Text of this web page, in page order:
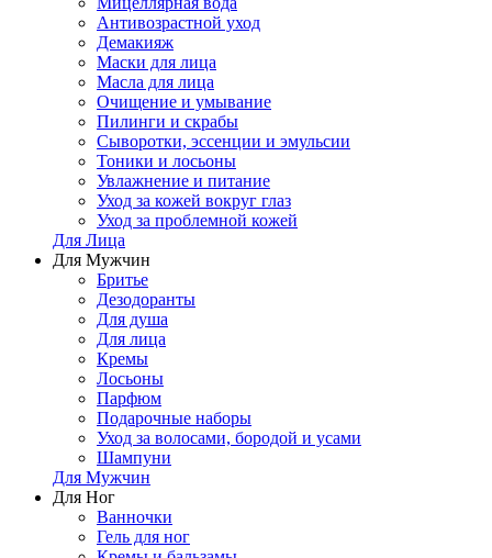
Антивозрастной уход
Демакияж
Маски для лица
Масла для лица
Очищение и умывание
Пилинги и скрабы
Сыворотки, эссенции и эмульсии
Тоники и лосьоны
Увлажнение и питание
Уход за кожей вокруг глаз
Уход за проблемной кожей
Для Лица
Для Мужчин
Бритье
Дезодоранты
Для душа
Для лица
Кремы
Лосьоны
Парфюм
Подарочные наборы
Уход за волосами, бородой и усами
Шампуни
Для Мужчин
Для Ног
Ванночки
Гель для ног